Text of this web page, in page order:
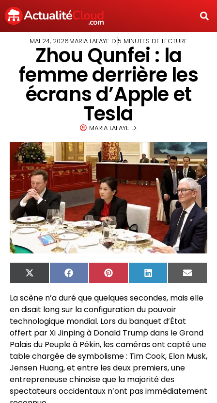
MAI 24, 2026MARIA LAFAYE D.5 MINUTES DE LECTURE
Zhou Qunfei : la
femme derrière les
écrans d’Apple et
Tesla
MARIA LAFAYE D.
X
(Twitter)
FacebookPinterest LinkedIn
Email
La scène n’a duré que quelques secondes, mais elle
en disait long sur la configuration du pouvoir
technologique mondial. Lors du banquet d’État
offert par Xi Jinping à Donald Trump dans le Grand
Palais du Peuple à Pékin, les caméras ont capté une
table chargée de symbolisme : Tim Cook, Elon Musk,
Jensen Huang, et entre les deux premiers, une
entrepreneuse chinoise que la majorité des
spectateurs occidentaux n’ont pas immédiatement